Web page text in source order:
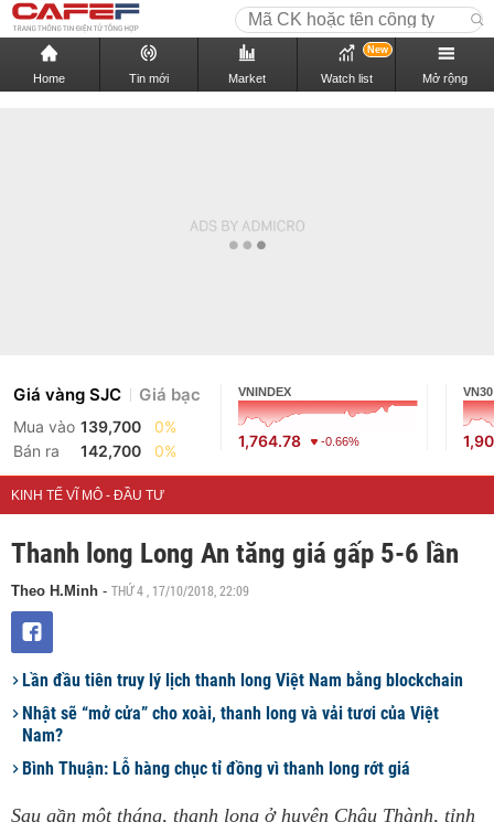
Home Tin mới Market Watch list
New
Mở rộng
Giá vàng SJC Giá bạc
Mua vào 139,700
0%
Bán ra
142,700 0%
VNINDEX
1,764.78 -0.66%
VN30
KINH TẾ VĨ MÔ - ĐẦU TƯ
Thanh long Long An tăng giá gấp 5-6 lần
Theo H.Minh - THỨ 4 , 17/10/2018, 22:09
Lần đầu tiên truy lý lịch thanh long Việt Nam bằng blockchain
Nhật sẽ “mở cửa” cho xoài, thanh long và vải tươi của Việt
Nam?
Bình Thuận: Lỗ hàng chục tỉ đồng vì thanh long rớt giá
Sau gần một tháng, thanh long ở huyện Châu Thành, tỉnh